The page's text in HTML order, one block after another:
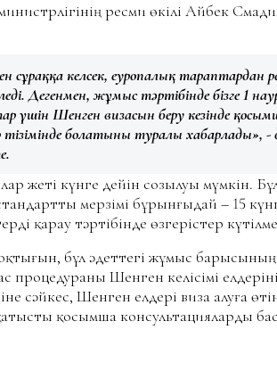
ресми өкілі Айбек
сұраққа келсек, еуропалық тараптардан
Дегенмен, жұмыс тәртібінде бізге 1
үшін Шенген визасын беру кезінде
болатыны туралы хабарлады», -
жеті күнге дейін созылуы мүмкін.
мерзімі бұрынғыдай – 15
қарау тәртібінде өзгерістер
бұл әдеттегі жұмыс барысының
Шенген келісімі
сәйкес, Шенген елдері виза алуға
қосымша консультацияларды